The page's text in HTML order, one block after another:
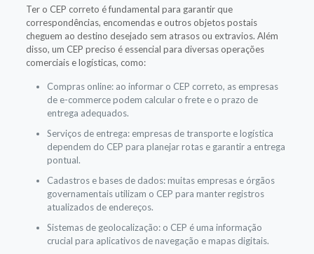
Ter o CEP correto é fundamental para garantir que
correspondências, encomendas e outros objetos postais
cheguem ao destino desejado sem atrasos ou extravios. Além
disso, um CEP preciso é essencial para diversas operações
comerciais e logísticas, como:
Compras online: ao informar o CEP correto, as empresas
de e-commerce podem calcular o frete e o prazo de
entrega adequados.
Serviços de entrega: empresas de transporte e logística
dependem do CEP para planejar rotas e garantir a entrega
pontual.
Cadastros e bases de dados: muitas empresas e órgãos
governamentais utilizam o CEP para manter registros
atualizados de endereços.
Sistemas de geolocalização: o CEP é uma informação
crucial para aplicativos de navegação e mapas digitais.